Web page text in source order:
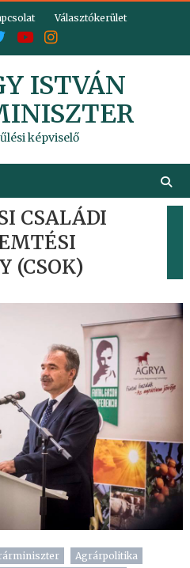
Választókerület
ISTVÁN
képviselő
CSALÁDI
(CSOK)
Agrárpolitika